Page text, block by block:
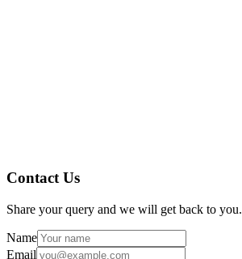
Contact Us
Share your query and we will get back to you.
Name
Email